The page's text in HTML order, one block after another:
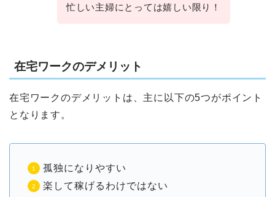
忙しい主婦にとっては嬉しい限り！
在宅ワークのデメリット
在宅ワークのデメリットは、主に以下の5つがポイント
となります。
孤独になりやすい
楽して稼げるわけではない